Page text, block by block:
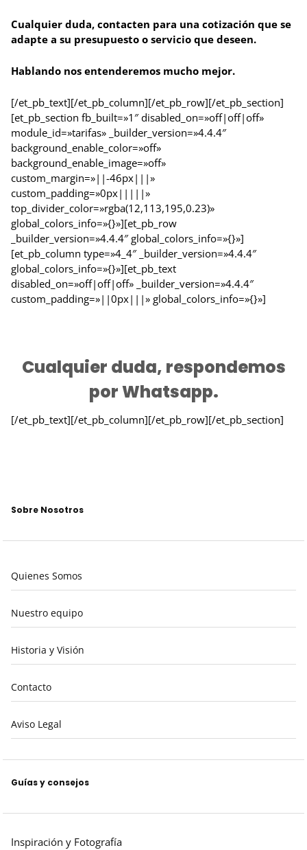
Cualquier duda, contacten para una cotización que se
adapte a su presupuesto o servicio que deseen.
Hablando nos entenderemos mucho mejor.
[/et_pb_text][/et_pb_column][/et_pb_row][/et_pb_section]
[et_pb_section fb_built=»1″ disabled_on=»off|off|off»
module_id=»tarifas» _builder_version=»4.4.4″
background_enable_color=»off»
background_enable_image=»off»
custom_margin=»||-46px|||»
custom_padding=»0px|||||»
top_divider_color=»rgba(12,113,195,0.23)»
global_colors_info=»{}»][et_pb_row
_builder_version=»4.4.4″ global_colors_info=»{}»]
[et_pb_column type=»4_4″ _builder_version=»4.4.4″
global_colors_info=»{}»][et_pb_text
disabled_on=»off|off|off» _builder_version=»4.4.4″
custom_padding=»||0px|||» global_colors_info=»{}»]
Cualquier duda, respondemos
por Whatsapp.
[/et_pb_text][/et_pb_column][/et_pb_row][/et_pb_section]
Sobre Nosotros
Quienes Somos
Nuestro equipo
Historia y Visión
Contacto
Aviso Legal
Guías y consejos
Inspiración y Fotografía